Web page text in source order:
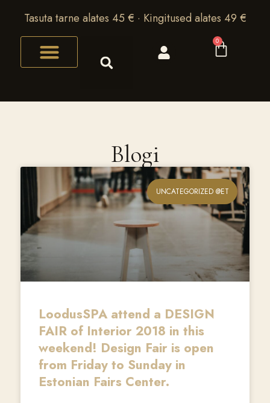
Tasuta tarne alates 45 € · Kingitused alates 49 €
0
Blogi
UNCATEGORIZED @ET
LoodusSPA attend a DESIGN
FAIR of Interior 2018 in this
weekend! Design Fair is open
from Friday to Sunday in
Estonian Fairs Center.